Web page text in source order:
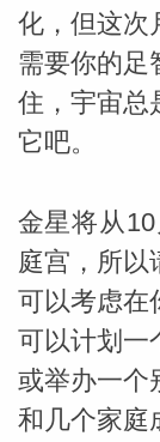
化，但这次
需要你的足
住，宇宙总
它吧。
金星将从
庭宫，所以
可以考虑在
可以计划一
或举办一个
和几个家庭